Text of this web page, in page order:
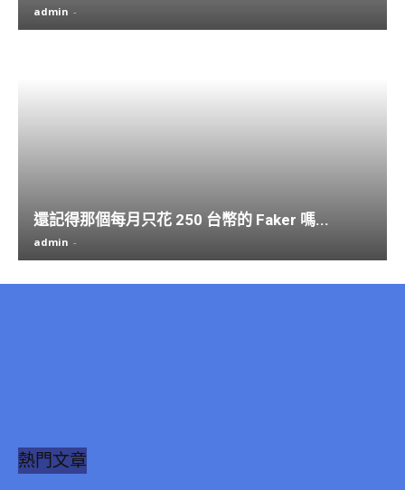
admin -
還記得那個每月只花 250 台幣的 Faker 嗎...
admin -
熱門文章